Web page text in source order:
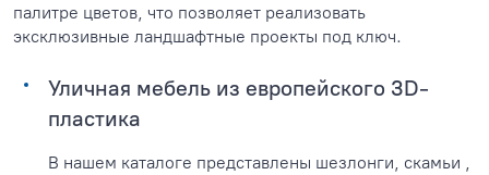
палитре цветов, что позволяет реализовать
эксклюзивные ландшафтные проекты под ключ.
Уличная мебель из европейского 3D-
пластика
В нашем каталоге представлены шезлонги, скамьи ,